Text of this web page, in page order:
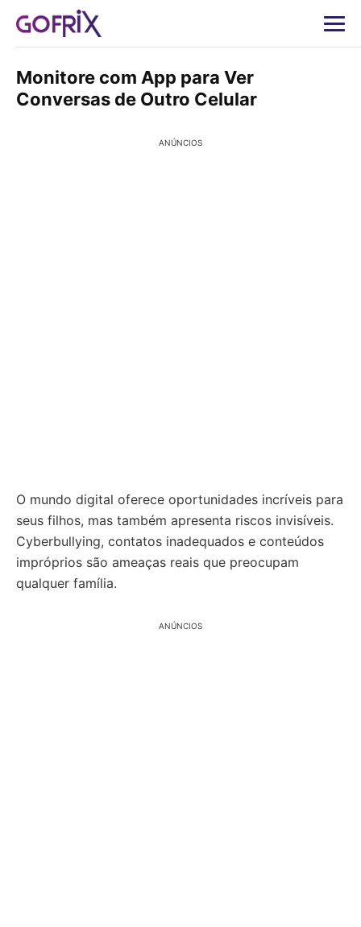
Monitore com App para Ver
Conversas de Outro Celular
ANÚNCIOS
O mundo digital oferece oportunidades incríveis para
seus filhos, mas também apresenta riscos invisíveis.
Cyberbullying, contatos inadequados e conteúdos
impróprios são ameaças reais que preocupam
qualquer família.
ANÚNCIOS